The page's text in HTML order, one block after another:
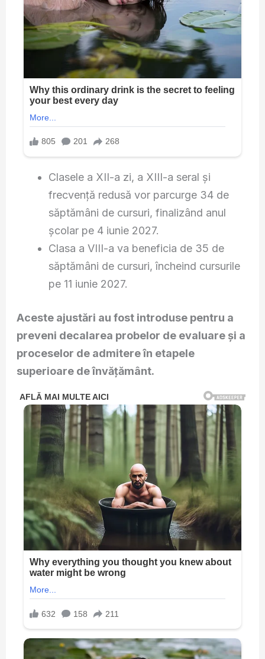
Clasele a XII-a zi, a XIII-a seral și
frecvență redusă vor parcurge 34 de
săptămâni de cursuri, finalizând anul
școlar pe 4 iunie 2027.
Clasa a VIII-a va beneficia de 35 de
săptămâni de cursuri, încheind cursurile
pe 11 iunie 2027.
Aceste ajustări au fost introduse pentru a
preveni decalarea probelor de evaluare și a
proceselor de admitere în etapele
superioare de învățământ.